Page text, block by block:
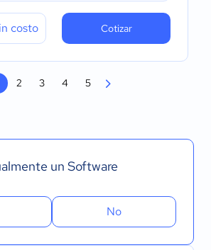
costo Cotizar
2 3 4 5
un Software
No